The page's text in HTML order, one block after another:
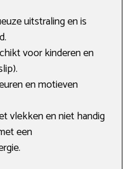
uitstraling en is
voor kinderen en
en motieven
vlekken en niet handig
een